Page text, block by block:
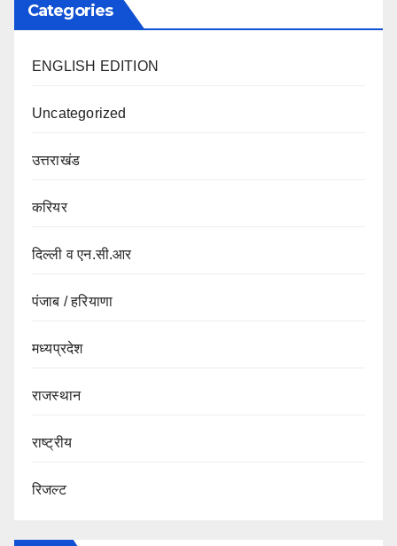
Categories
ENGLISH EDITION
Uncategorized
उत्तराखंड
करियर
दिल्ली व एन.सी.आर
पंजाब / हरियाणा
मध्यप्रदेश
राजस्थान
राष्ट्रीय
रिजल्ट